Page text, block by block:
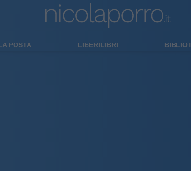
POSTA LIBERILIBRI